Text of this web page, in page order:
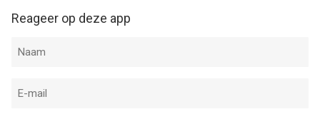
http://iscanner.com/mobileapp/privacy
zodat we iScanner nóg beter kunnen maken. Of neem contact
Reageer op deze app